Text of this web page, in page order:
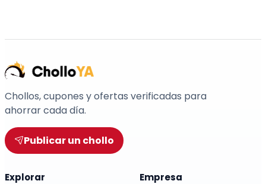
Chollos, cupones y ofertas verificadas para
ahorrar cada día.
Publicar un chollo
Explorar Empresa